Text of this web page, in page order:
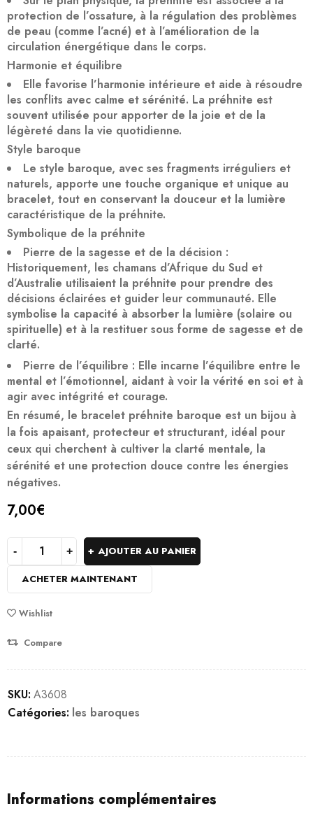
protection de l’ossature, à la régulation des problèmes
de peau (comme l’acné) et à l’amélioration de la
circulation énergétique dans le corps.
Harmonie et équilibre
Elle favorise l’harmonie intérieure et aide à résoudre
les conflits avec calme et sérénité. La préhnite est
souvent utilisée pour apporter de la joie et de la
légèreté dans la vie quotidienne.
Style baroque
Le style baroque, avec ses fragments irréguliers et
naturels, apporte une touche organique et unique au
bracelet, tout en conservant la douceur et la lumière
caractéristique de la préhnite.
Symbolique de la préhnite
Pierre de la sagesse et de la décision :
Historiquement, les chamans d’Afrique du Sud et
d’Australie utilisaient la préhnite pour prendre des
décisions éclairées et guider leur communauté. Elle
symbolise la capacité à absorber la lumière (solaire ou
spirituelle) et à la restituer sous forme de sagesse et de
clarté.
Pierre de l’équilibre : Elle incarne l’équilibre entre le
mental et l’émotionnel, aidant à voir la vérité en soi et à
agir avec intégrité et courage.
En résumé, le bracelet préhnite baroque est un bijou à
la fois apaisant, protecteur et structurant, idéal pour
ceux qui cherchent à cultiver la clarté mentale, la
sérénité et une protection douce contre les énergies
négatives.
7,00€
AJOUTER AU PANIER
ACHETER MAINTENANT
Wishlist
Compare
SKU: A3608
Catégories: les baroques
Informations complémentaires